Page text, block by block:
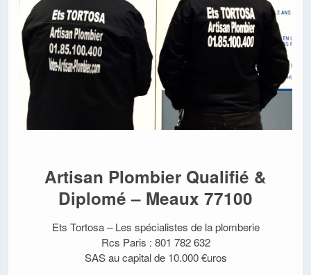
Artisan Plombier Qualifié &
Diplomé – Meaux 77100
Ets Tortosa – Les spécialistes de la plomberie
Rcs Paris : 801 782 632
SAS au capital de 10.000 €uros